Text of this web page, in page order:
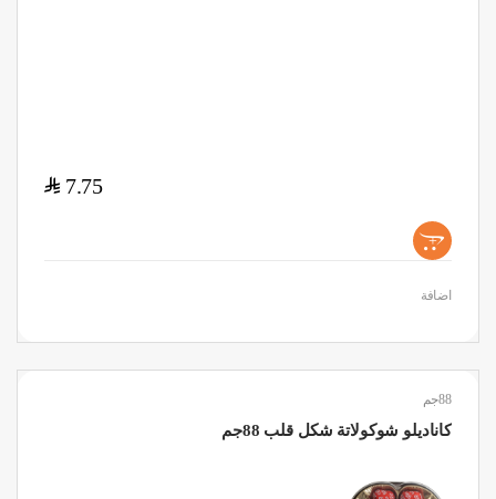
7.75
$
+
اضافة
88جم
كاناديلو شوكولاتة شكل قلب 88جم